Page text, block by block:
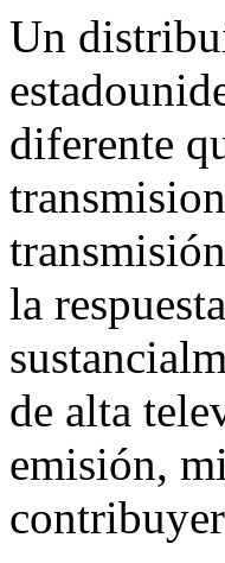
Un
diferente
la
de alta
emisión,